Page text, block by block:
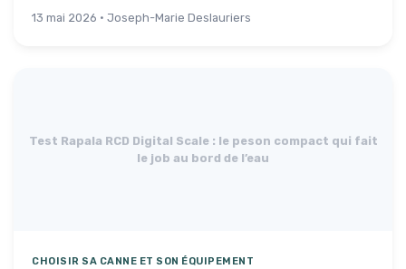
13 mai 2026 · Joseph-Marie Deslauriers
Test Rapala RCD Digital Scale : le peson compact qui fait
le job au bord de l’eau
CHOISIR SA CANNE ET SON ÉQUIPEMENT